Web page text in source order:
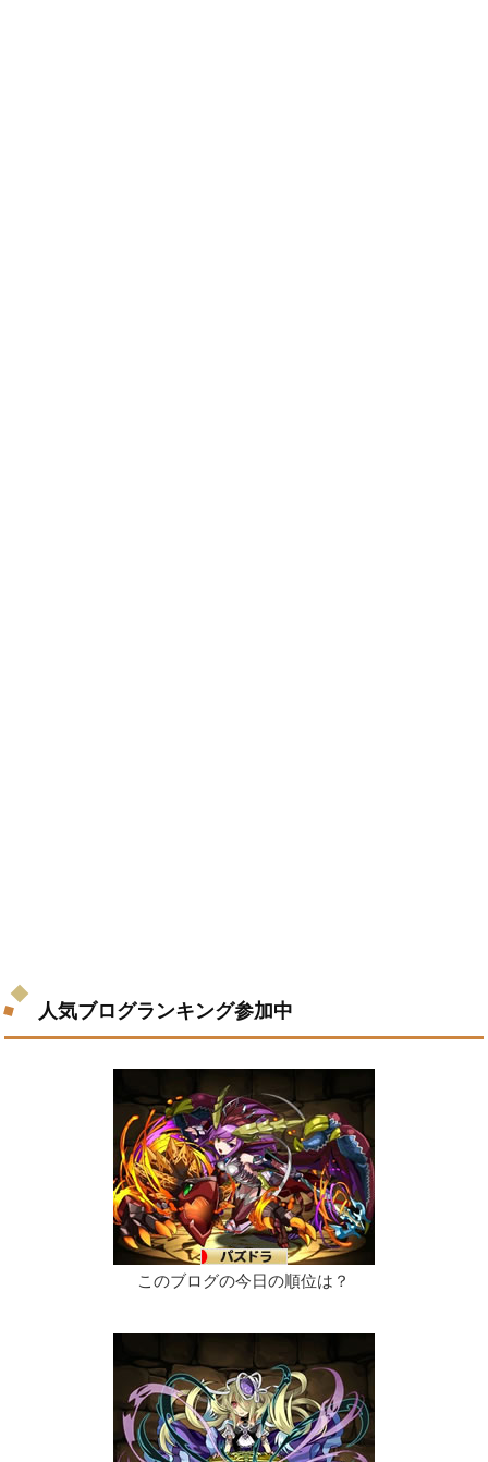
人気ブログランキング参加中
このブログの今日の順位は？